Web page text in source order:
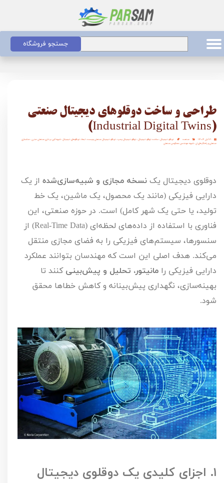
جستجو فروشگاه
طراحی و ساخت دوقلوهای دیجیتال صنعتی
(Industrial Digital Twins)
۲۱ آبان ۱۴۰۴ صنعت دو قلو دیجیتال،ساخت دوقلو دیجیتال،دوقلو دیجیتال پمپ،دو قلو دیجیتال صنعتی چیست،ابعاد دو قلوهای دیجیتال،شیوه کپی برداری صنعتی مدرن،مدلسازی
صنعتی و راهکارهای ان،شیوه مهندسی معکوس صنعتی
دوقلوی دیجیتال یک نسخه مجازی و شبیه‌سازی‌شده از یک
دارایی فیزیکی (مانند یک محصول، یک ماشین، یک خط
تولید، یا حتی یک شهر کامل) است. در حوزه صنعتی، این
فناوری با استفاده از داده‌های لحظه‌ای (Real-Time Data) از
سنسورها، سیستم‌های فیزیکی را به فضای مجازی منتقل
می‌کند. هدف اصلی این است که مهندسان بتوانند عملکرد
دارایی فیزیکی را مانیتور، تحلیل و پیش‌بینی کنند تا
بهینه‌سازی، نگهداری پیش‌بینانه و کاهش خطاها محقق
شود.
۱. اجزای کلیدی یک دوقلوی دیجیتال